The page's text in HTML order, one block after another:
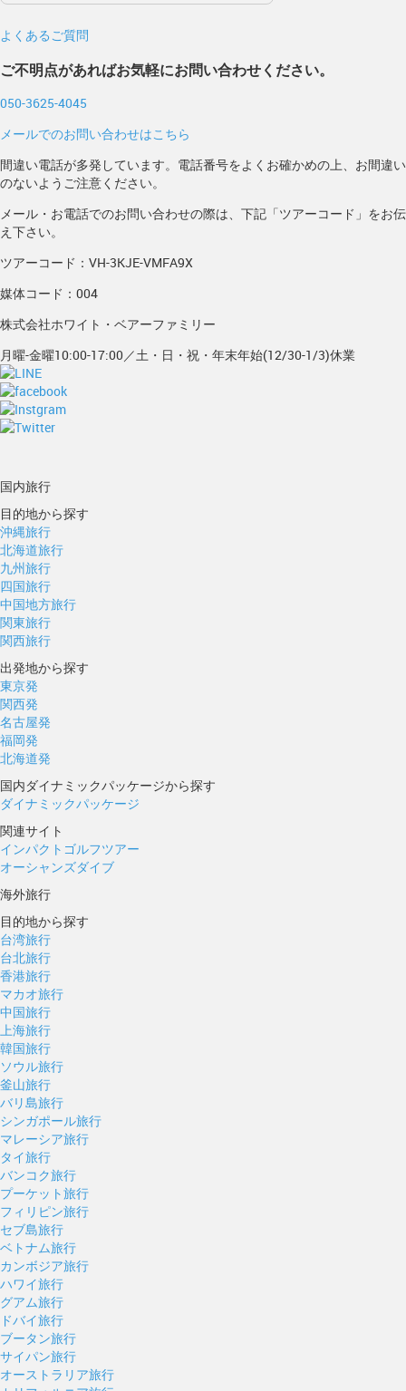
よくあるご質問
ご不明点があればお気軽にお問い合わせください。
050-3625-4045
メールでのお問い合わせはこちら
間違い電話が多発しています。電話番号をよくお確かめの上、お間違い
のないようご注意ください。
メール・お電話でのお問い合わせの際は、下記「ツアーコード」をお伝
え下さい。
ツアーコード：VH-3KJE-VMFA9X
媒体コード：004
株式会社ホワイト・ベアーファミリー
月曜-金曜10:00-17:00／土・日・祝・年末年始(12/30-1/3)休業
国内旅行
目的地から探す
沖縄旅行
北海道旅行
九州旅行
四国旅行
中国地方旅行
関東旅行
関西旅行
出発地から探す
東京発
関西発
名古屋発
福岡発
北海道発
国内ダイナミックパッケージから探す
ダイナミックパッケージ
関連サイト
インパクトゴルフツアー
オーシャンズダイブ
海外旅行
目的地から探す
台湾旅行
台北旅行
香港旅行
マカオ旅行
中国旅行
上海旅行
韓国旅行
ソウル旅行
釜山旅行
バリ島旅行
シンガポール旅行
マレーシア旅行
タイ旅行
バンコク旅行
プーケット旅行
フィリピン旅行
セブ島旅行
ベトナム旅行
カンボジア旅行
ハワイ旅行
グアム旅行
ドバイ旅行
ブータン旅行
サイパン旅行
オーストラリア旅行